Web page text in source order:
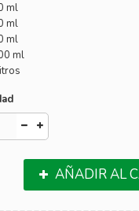
ml
ml
ml
ml
AÑADIR AL